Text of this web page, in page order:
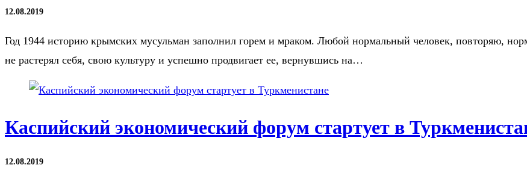
12.08.2019
Год 1944 историю крымских мусульман заполнил горем и мраком. Любой нормальный человек, повторяю,
не растерял себя, свою культуру и успешно продвигает ее, вернувшись на…
Каспийский экономический форум стартует в
12.08.2019